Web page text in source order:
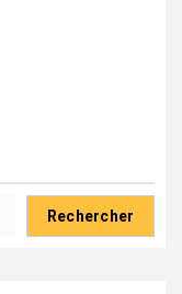
Rechercher